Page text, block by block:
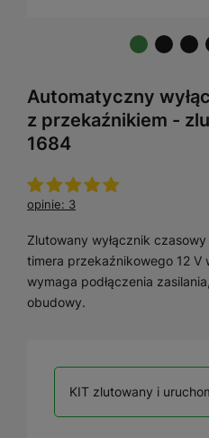
Automatyczny
z przekaźnikiem -
1684
opinie: 3
Zlutowany wyłącznik
timera przekaźnikowego 12 V
wymaga podłączenia
obudowy.
KIT zlutowany i